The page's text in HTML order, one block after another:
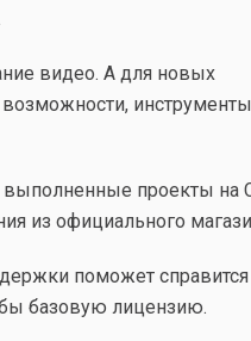
видео. А для новых
выполненные проекты на
из официального
поможет
базовую лицензию.